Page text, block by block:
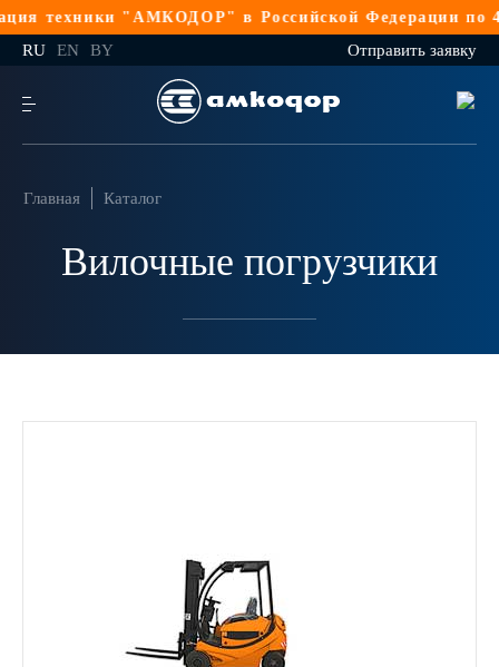
техники "АМКОДОР" в Российской Федерации по
RU EN BY Отправить заявку
Главная Каталог
Вилочные погрузчики